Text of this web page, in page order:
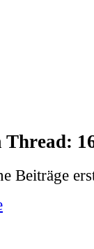
Thread:
Beiträge